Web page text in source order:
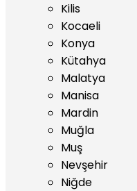
Kilis
Kocaeli
Konya
Kütahya
Malatya
Manisa
Mardin
Muğla
Muş
Nevşehir
Niğde